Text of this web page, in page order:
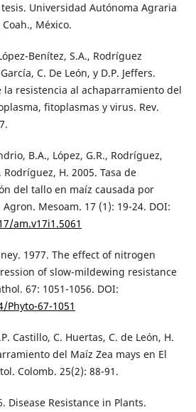
Universidad Autónoma Agraria
México.
Benítez, S.A., Rodríguez
C. De León, y D.P. Jeffers.
la resistencia al achaparramiento del
fitoplasmas y virus. Rev.
B.A., López, G.R., Rodríguez,
H. 2005. Tasa de
del tallo en maíz causada por
Mesoam. 17 (1): 19-24. DOI:
am.v17i1.5061
1977. The effect of nitrogen
of slow-mildewing resistance
67: 1051-1056. DOI:
67-1051
Castillo, C. Huertas, C. de León, H.
del Maíz Zea mays en El
Colomb. 25(2): 88-91.
Disease Resistance in Plants.